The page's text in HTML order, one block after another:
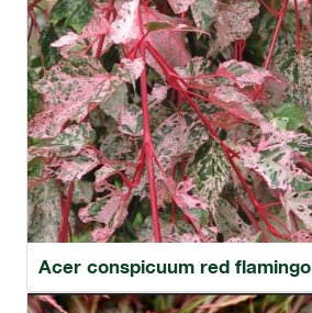
Acer conspicuum red flamingo